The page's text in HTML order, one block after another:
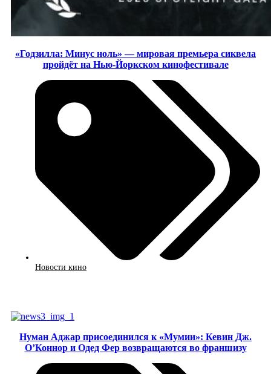
«Годзилла: Минус ноль» — мировая премьера сиквела
пройдёт на Нью-Йоркском кинофестивале
Новости кино
Нуман Аджар присоединился к «Мумии»: Кевин Дж.
О’Коннор и Одед Фер возвращаются во франшизу